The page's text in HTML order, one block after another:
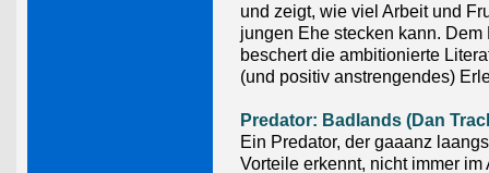
und zeigt, wie viel Arbeit und
jungen Ehe stecken kann. Dem
beschert die ambitionierte
(und positiv anstrengendes)
Predator: Badlands (Dan
Ein Predator, der gaaanz
Vorteile erkennt, nicht immer im